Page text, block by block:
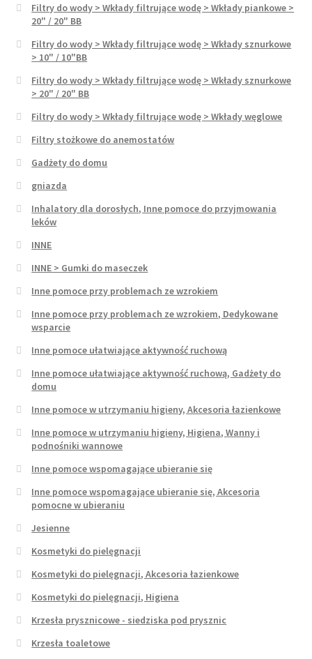
Filtry do wody > Wkłady filtrujące wodę > Wkłady piankowe >
20" / 20" BB
Filtry do wody > Wkłady filtrujące wodę > Wkłady sznurkowe
> 10" / 10"BB
Filtry do wody > Wkłady filtrujące wodę > Wkłady sznurkowe
> 20" / 20" BB
Filtry do wody > Wkłady filtrujące wodę > Wkłady węglowe
Filtry stożkowe do anemostatów
Gadżety do domu
gniazda
Inhalatory dla dorosłych, Inne pomoce do przyjmowania
leków
INNE
INNE > Gumki do maseczek
Inne pomoce przy problemach ze wzrokiem
Inne pomoce przy problemach ze wzrokiem, Dedykowane
wsparcie
Inne pomoce ułatwiające aktywność ruchową
Inne pomoce ułatwiające aktywność ruchową, Gadżety do
domu
Inne pomoce w utrzymaniu higieny, Akcesoria łazienkowe
Inne pomoce w utrzymaniu higieny, Higiena, Wanny i
podnośniki wannowe
Inne pomoce wspomagające ubieranie się
Inne pomoce wspomagające ubieranie się, Akcesoria
pomocne w ubieraniu
Jesienne
Kosmetyki do pielęgnacji
Kosmetyki do pielęgnacji, Akcesoria łazienkowe
Kosmetyki do pielęgnacji, Higiena
Krzesła prysznicowe - siedziska pod prysznic
Krzesła toaletowe